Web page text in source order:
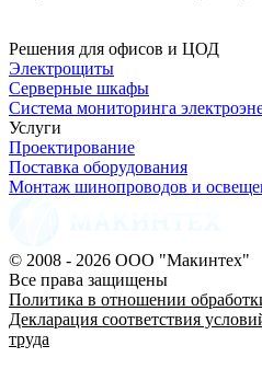
Решения для офисов и ЦОД
Электрощиты
Серверные шкафы
Система мониторинга
Услуги
Проектирование
Поставка оборудования
Монтаж шинопроводов и
© 2008 - 2026 ООО "Макинтех"
Все права защищены
Политика в отношении
Декларация соответствия
труда